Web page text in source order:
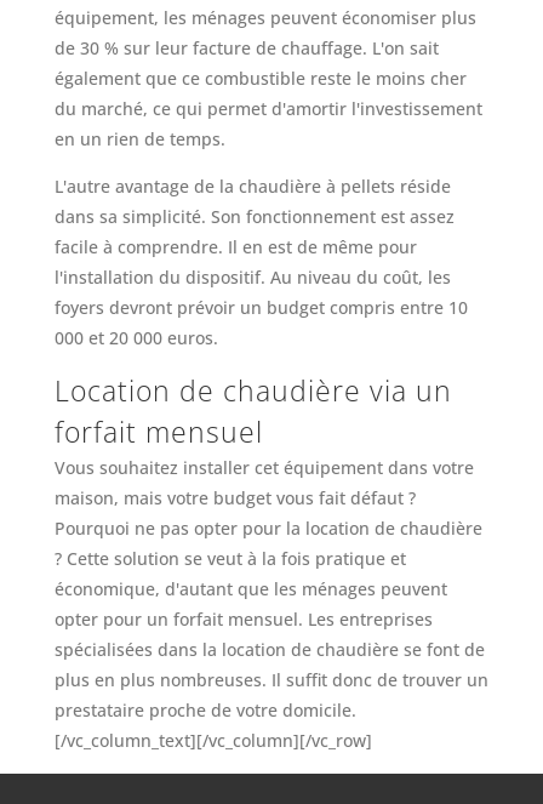
équipement, les ménages peuvent économiser plus
de 30 % sur leur facture de chauffage. L'on sait
également que ce combustible reste le moins cher
du marché, ce qui permet d'amortir l'investissement
en un rien de temps.
L'autre avantage de la chaudière à pellets réside
dans sa simplicité. Son fonctionnement est assez
facile à comprendre. Il en est de même pour
l'installation du dispositif. Au niveau du coût, les
foyers devront prévoir un budget compris entre 10
000 et 20 000 euros.
Location de chaudière via un
forfait mensuel
Vous souhaitez installer cet équipement dans votre
maison, mais votre budget vous fait défaut ?
Pourquoi ne pas opter pour la location de chaudière
? Cette solution se veut à la fois pratique et
économique, d'autant que les ménages peuvent
opter pour un forfait mensuel. Les entreprises
spécialisées dans la location de chaudière se font de
plus en plus nombreuses. Il suffit donc de trouver un
prestataire proche de votre domicile.
[/vc_column_text][/vc_column][/vc_row]